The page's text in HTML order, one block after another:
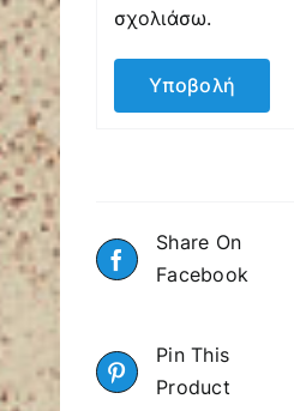
σχολιάσω.
Share On
Facebook
Pin This
Product